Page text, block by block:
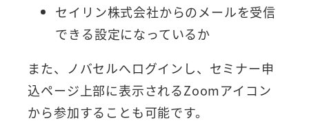
セイリン株式会社からのメールを受信
できる設定になっているか
また、ノバセルへログインし、セミナー申
込ページ上部に表示されるZoomアイコン
から参加することも可能です。